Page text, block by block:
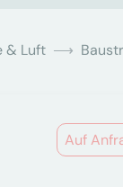
& Luft
Auf